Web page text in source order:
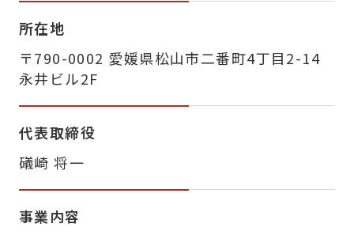
所在地
〒790-0002 愛媛県松山市二番町4丁目2-14
永井ビル2F
代表取締役
礒崎 将一
事業内容